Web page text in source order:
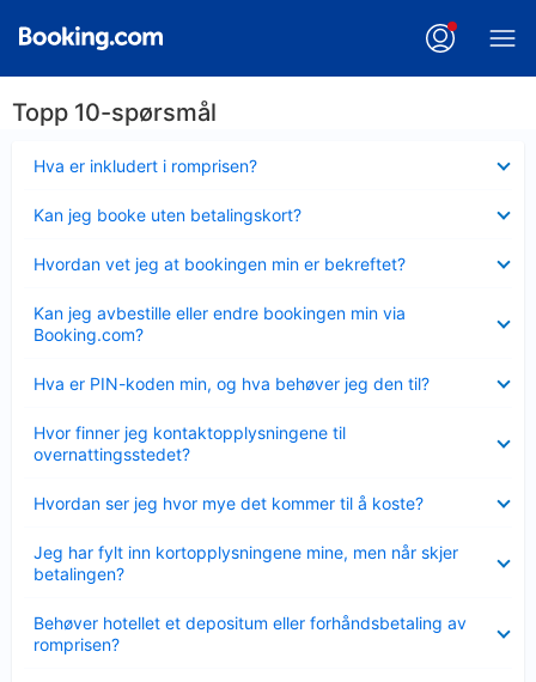
Topp 10-spørsmål
Hva er inkludert i romprisen?
mindre
Kan jeg booke uten betalingskort?
mindre
Hvordan vet jeg at bookingen min er bekreftet?
mindre
Kan jeg avbestille eller endre bookingen min via
Booking.com?
mindre
Hva er PIN-koden min, og hva behøver jeg den til?
mindre
Hvor finner jeg kontaktopplysningene til
overnattingsstedet?
mindre
Hvordan ser jeg hvor mye det kommer til å koste?
mindre
Jeg har fylt inn kortopplysningene mine, men når skjer
betalingen?
mindre
Behøver hotellet et depositum eller forhåndsbetaling av
romprisen?
mindre